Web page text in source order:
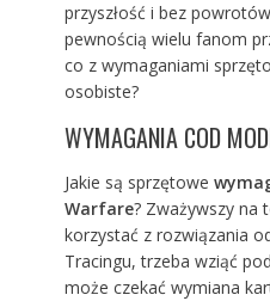
przyszłość i bez
pewnością wielu fanom
co z wymaganiami
osobiste?
WYMAGANIA COD
Jakie są sprzętowe
Warfare? Zważywszy na
korzystać z rozwiązania
Tracingu, trzeba wziąć
może czekać wymiana